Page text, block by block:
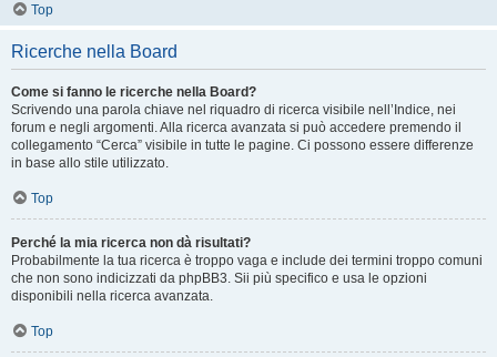
Top
Ricerche nella Board
Come si fanno le ricerche nella Board?
Scrivendo una parola chiave nel riquadro di ricerca visibile nell’Indice, nei
forum e negli argomenti. Alla ricerca avanzata si può accedere premendo il
collegamento “Cerca” visibile in tutte le pagine. Ci possono essere differenze
in base allo stile utilizzato.
Top
Perché la mia ricerca non dà risultati?
Probabilmente la tua ricerca è troppo vaga e include dei termini troppo comuni
che non sono indicizzati da phpBB3. Sii più specifico e usa le opzioni
disponibili nella ricerca avanzata.
Top